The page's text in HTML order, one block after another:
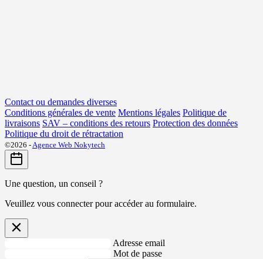
Contact ou demandes diverses
Conditions générales de vente Mentions légales Politique de
livraisons SAV – conditions des retours Protection des données
Politique du droit de rétractation
©2026 -Agence Web Nokytech
Une question, un conseil ?
Veuillez vous connecter pour accéder au formulaire.
Adresse email
Mot de passe